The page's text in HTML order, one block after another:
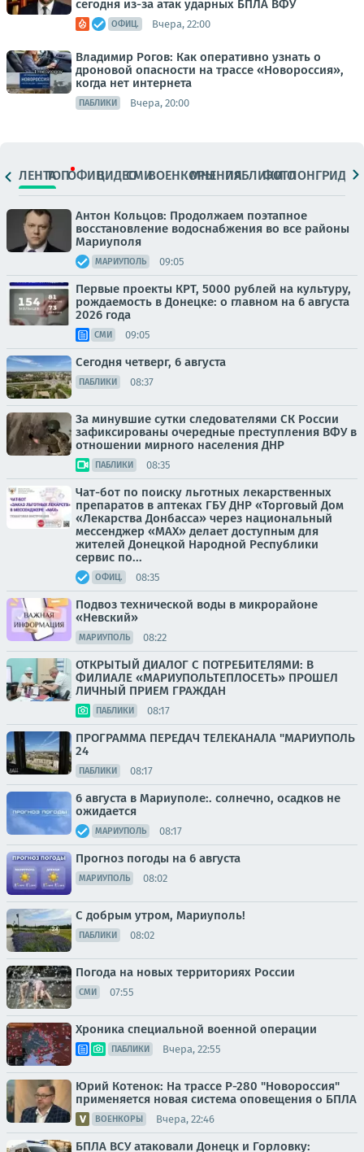
сегодня из-за атак ударных БПЛА ВФУ
ОФИЦ. Вчера, 22:00
Владимир Рогов: Как оперативно узнать о
дроновой опасности на трассе «Новороссия»,
когда нет интернета
ПАБЛИКИ Вчера, 20:00
ЛЕНТАТОПОФИЦ.ВИДЕОСМИВОЕНКОРЫМНЕНИЯПАБЛИКИ
ФОТОЛОНГРИДЫ
Антон Кольцов: Продолжаем поэтапное
восстановление водоснабжения во все районы
Мариуполя
МАРИУПОЛЬ 09:05
Первые проекты КРТ, 5000 рублей на культуру,
рождаемость в Донецке: о главном на 6 августа
2026 года
СМИ 09:05
Сегодня четверг, 6 августа
ПАБЛИКИ 08:37
За минувшие сутки следователями СК России
зафиксированы очередные преступления ВФУ в
отношении мирного населения ДНР
ПАБЛИКИ 08:35
Чат-бот по поиску льготных лекарственных
препаратов в аптеках ГБУ ДНР «Торговый Дом
«Лекарства Донбасса» через национальный
мессенджер «МАХ» делает доступным для
жителей Донецкой Народной Республики
сервис по...
ОФИЦ. 08:35
Подвоз технической воды в микрорайоне
«Невский»
МАРИУПОЛЬ 08:22
ОТКРЫТЫЙ ДИАЛОГ С ПОТРЕБИТЕЛЯМИ: В
ФИЛИАЛЕ «МАРИУПОЛЬТЕПЛОСЕТЬ» ПРОШЕЛ
ЛИЧНЫЙ ПРИЕМ ГРАЖДАН
ПАБЛИКИ 08:17
ПРОГРАММА ПЕРЕДАЧ ТЕЛЕКАНАЛА "МАРИУПОЛЬ
24
ПАБЛИКИ 08:17
6 августа в Мариуполе:. солнечно, осадков не
ожидается
МАРИУПОЛЬ 08:17
Прогноз погоды на 6 августа
МАРИУПОЛЬ 08:02
С добрым утром, Мариуполь!
ПАБЛИКИ 08:02
Погода на новых территориях России
СМИ 07:55
Хроника специальной военной операции
ПАБЛИКИ Вчера, 22:55
Юрий Котенок: На трассе Р-280 "Новороссия"
применяется новая система оповещения о БПЛА
ВОЕНКОРЫ Вчера, 22:46
БПЛА ВСУ атаковали Донецк и Горловку: